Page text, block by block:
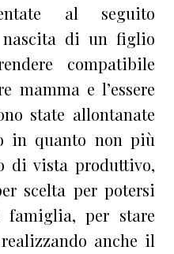
al seguito
nascita di un figlio
compatibile
mamma e l’essere
state allontanate
in quanto non più
di vista produttivo,
scelta per potersi
famiglia, per stare
anche il